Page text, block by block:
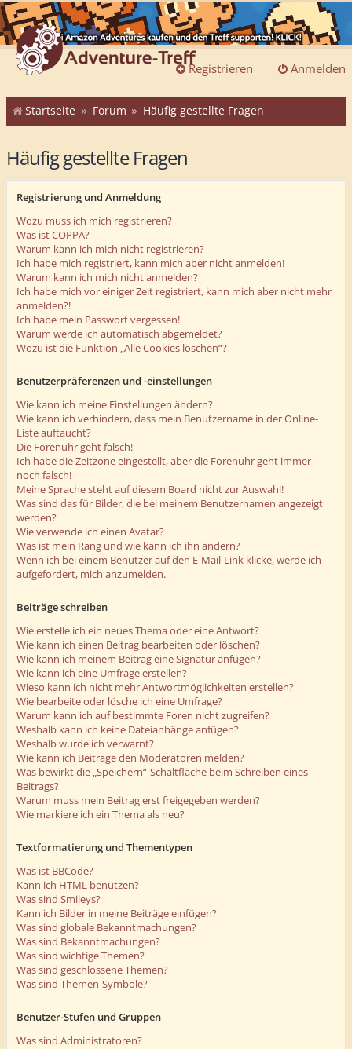
Anmelden
Registrieren
Startseite Forum Häufig gestellte Fragen
Häufig gestellte Fragen
Registrierung und Anmeldung
Wozu muss ich mich registrieren?
Was ist COPPA?
Warum kann ich mich nicht registrieren?
Ich habe mich registriert, kann mich aber nicht anmelden!
Warum kann ich mich nicht anmelden?
Ich habe mich vor einiger Zeit registriert, kann mich aber nicht mehr
anmelden?!
Ich habe mein Passwort vergessen!
Warum werde ich automatisch abgemeldet?
Wozu ist die Funktion „Alle Cookies löschen“?
Benutzerpräferenzen und -einstellungen
Wie kann ich meine Einstellungen ändern?
Wie kann ich verhindern, dass mein Benutzername in der Online-
Liste auftaucht?
Die Forenuhr geht falsch!
Ich habe die Zeitzone eingestellt, aber die Forenuhr geht immer
noch falsch!
Meine Sprache steht auf diesem Board nicht zur Auswahl!
Was sind das für Bilder, die bei meinem Benutzernamen angezeigt
werden?
Wie verwende ich einen Avatar?
Was ist mein Rang und wie kann ich ihn ändern?
Wenn ich bei einem Benutzer auf den E-Mail-Link klicke, werde ich
aufgefordert, mich anzumelden.
Beiträge schreiben
Wie erstelle ich ein neues Thema oder eine Antwort?
Wie kann ich einen Beitrag bearbeiten oder löschen?
Wie kann ich meinem Beitrag eine Signatur anfügen?
Wie kann ich eine Umfrage erstellen?
Wieso kann ich nicht mehr Antwortmöglichkeiten erstellen?
Wie bearbeite oder lösche ich eine Umfrage?
Warum kann ich auf bestimmte Foren nicht zugreifen?
Weshalb kann ich keine Dateianhänge anfügen?
Weshalb wurde ich verwarnt?
Wie kann ich Beiträge den Moderatoren melden?
Was bewirkt die „Speichern“-Schaltfläche beim Schreiben eines
Beitrags?
Warum muss mein Beitrag erst freigegeben werden?
Wie markiere ich ein Thema als neu?
Textformatierung und Thementypen
Was ist BBCode?
Kann ich HTML benutzen?
Was sind Smileys?
Kann ich Bilder in meine Beiträge einfügen?
Was sind globale Bekanntmachungen?
Was sind Bekanntmachungen?
Was sind wichtige Themen?
Was sind geschlossene Themen?
Was sind Themen-Symbole?
Benutzer-Stufen und Gruppen
Was sind Administratoren?